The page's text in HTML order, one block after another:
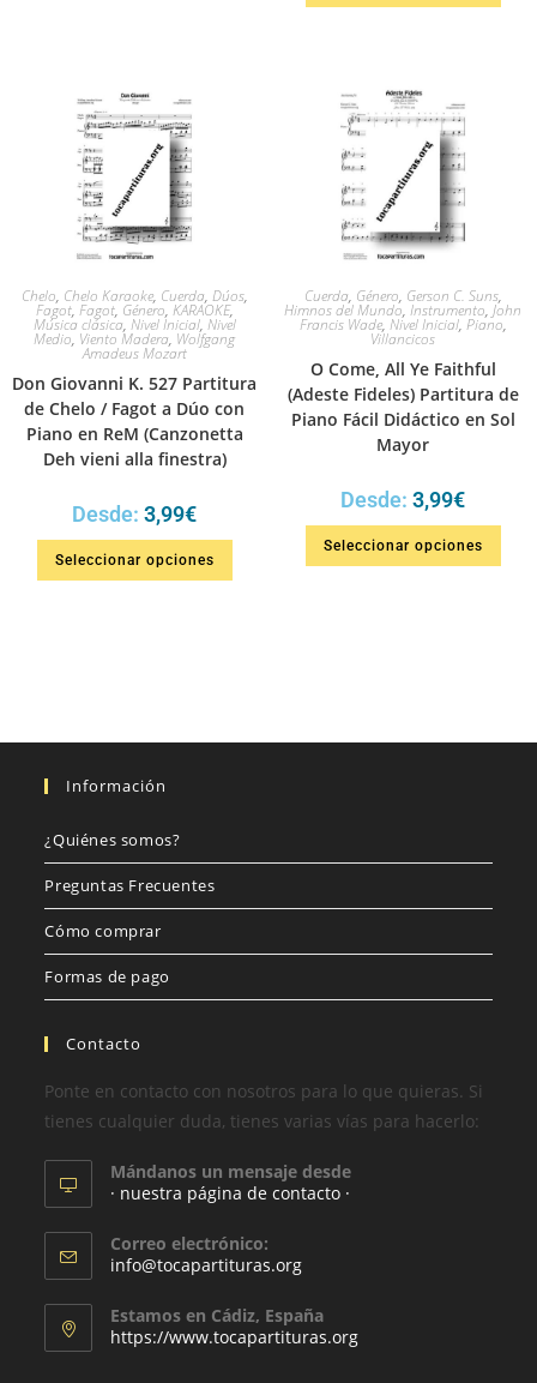
Chelo, Chelo Karaoke, Cuerda, Dúos,
Fagot, Fagot, Género, KARAOKE,
Música clásica, Nivel Inicial, Nivel
Medio, Viento Madera, Wolfgang
Amadeus Mozart
Don Giovanni K. 527 Partitura
de Chelo / Fagot a Dúo con
Piano en ReM (Canzonetta
Deh vieni alla finestra)
Desde: 3,99€
Seleccionar opciones
Cuerda, Género, Gerson C. Suns,
Himnos del Mundo, Instrumento, John
Francis Wade, Nivel Inicial, Piano,
Villancicos
O Come, All Ye Faithful
(Adeste Fideles) Partitura de
Piano Fácil Didáctico en Sol
Mayor
Desde: 3,99€
Seleccionar opciones
Información
¿Quiénes somos?
Preguntas Frecuentes
Cómo comprar
Formas de pago
Contacto
Ponte en contacto con nosotros para lo que quieras. Si
tienes cualquier duda, tienes varias vías para hacerlo:
Mándanos un mensaje desde
· nuestra página de contacto ·
Correo electrónico:
info@tocapartituras.org
Estamos en Cádiz, España
https://www.tocapartituras.org